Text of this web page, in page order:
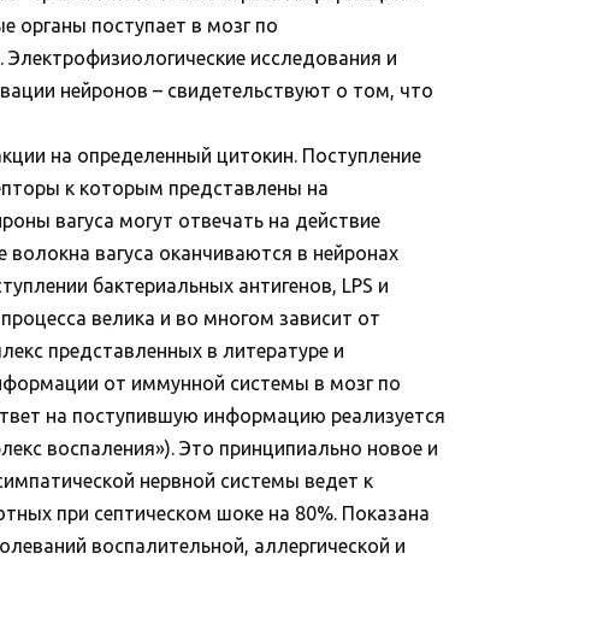
органы поступает в мозг по
исследования и
нейронов – свидетельствуют о том, что
на определенный цитокин. Поступление
к которым представлены на
вагуса могут отвечать на действие
вагуса оканчиваются в нейронах
бактериальных антигенов, LPS и
велика и во многом зависит от
представленных в литературе и
от иммунной системы в мозг по
на поступившую информацию реализуется
воспаления»). Это принципиально новое и
нервной системы ведет к
при септическом шоке на 80%. Показана
воспалительной, аллергической и